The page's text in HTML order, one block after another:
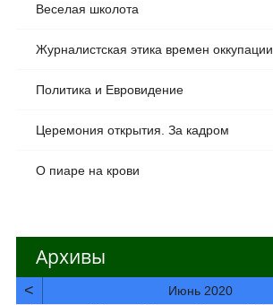
Веселая школота
Журналистская этика времен оккупации
Политика и Евровидение
Церемония открытия. За кадром
О пиаре на крови
Архивы
< Июнь 2020